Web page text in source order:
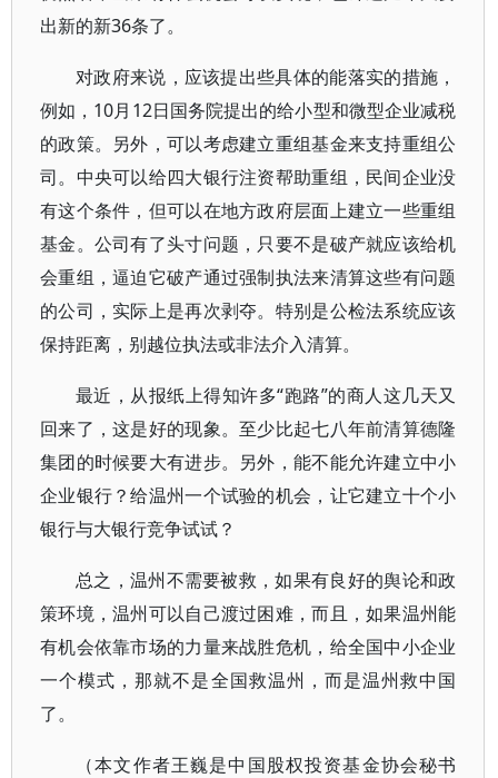
出新的新36条了。
对政府来说，应该提出些具体的能落实的措施，
例如，10月12日国务院提出的给小型和微型企业减税
的政策。另外，可以考虑建立重组基金来支持重组公
司。中央可以给四大银行注资帮助重组，民间企业没
有这个条件，但可以在地方政府层面上建立一些重组
基金。公司有了头寸问题，只要不是破产就应该给机
会重组，逼迫它破产通过强制执法来清算这些有问题
的公司，实际上是再次剥夺。特别是公检法系统应该
保持距离，别越位执法或非法介入清算。
最近，从报纸上得知许多“跑路”的商人这几天又
回来了，这是好的现象。至少比起七八年前清算德隆
集团的时候要大有进步。另外，能不能允许建立中小
企业银行？给温州一个试验的机会，让它建立十个小
银行与大银行竞争试试？
总之，温州不需要被救，如果有良好的舆论和政
策环境，温州可以自己渡过困难，而且，如果温州能
有机会依靠市场的力量来战胜危机，给全国中小企业
一个模式，那就不是全国救温州，而是温州救中国
了。
（本文作者王巍是中国股权投资基金协会秘书